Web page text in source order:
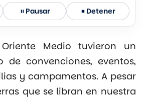
Pausar Detener
Medio tuvieron un
de convenciones, eventos,
y campamentos. A pesar
que se libran en nuestra